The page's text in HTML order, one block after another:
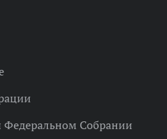
Федеральном Собрании